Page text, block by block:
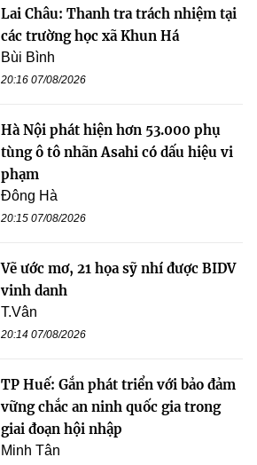
Lai Châu: Thanh tra trách nhiệm tại
các trường học xã Khun Há
Bùi Bình
20:16 07/08/2026
Hà Nội phát hiện hơn 53.000 phụ
tùng ô tô nhãn Asahi có dấu hiệu vi
phạm
Đông Hà
20:15 07/08/2026
Vẽ ước mơ, 21 họa sỹ nhí được BIDV
vinh danh
T.Vân
20:14 07/08/2026
TP Huế: Gắn phát triển với bảo đảm
vững chắc an ninh quốc gia trong
giai đoạn hội nhập
Minh Tân